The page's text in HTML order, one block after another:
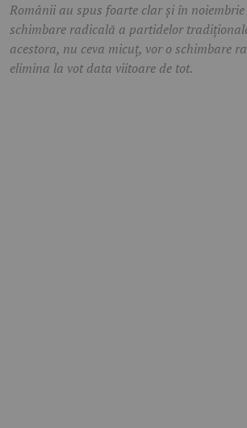
Românii au spus foarte clar și în
schimbare radicală a partidelor
acestora, nu ceva micuț, vor o schimbare
elimina la vot data viitoare de tot.